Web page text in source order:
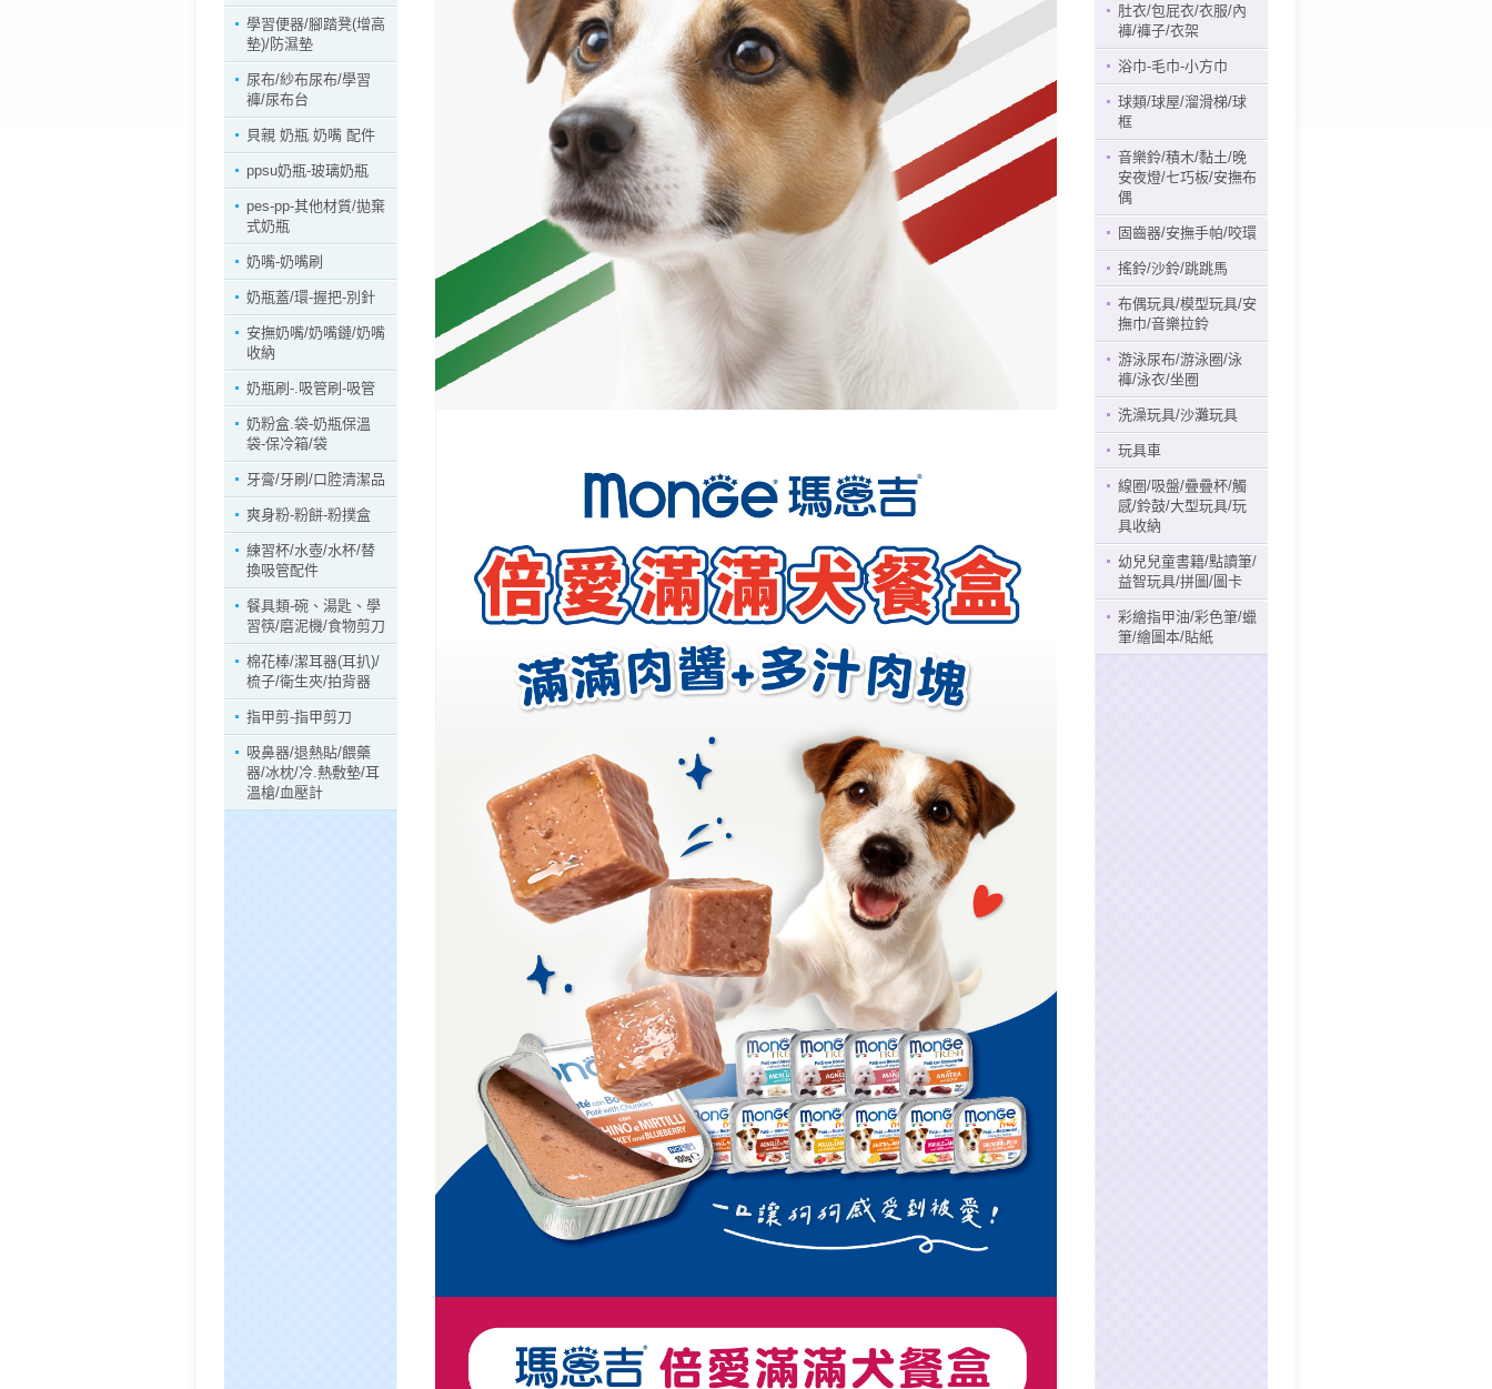
學習便器/腳踏凳(增高
墊)/防濕墊
尿布/紗布尿布/學習
褲/尿布台
貝親 奶瓶 奶嘴 配件
ppsu奶瓶-玻璃奶瓶
pes-pp-其他材質/拋棄
式奶瓶
奶嘴-奶嘴刷
奶瓶蓋/環-握把-別針
安撫奶嘴/奶嘴鏈/奶嘴
收納
奶瓶刷-.吸管刷-吸管
奶粉盒.袋-奶瓶保溫
袋-保冷箱/袋
牙膏/牙刷/口腔清潔品
爽身粉-粉餅-粉撲盒
練習杯/水壺/水杯/替
換吸管配件
餐具類-碗、湯匙、學
習筷/磨泥機/食物剪刀
棉花棒/潔耳器(耳扒)/
梳子/衛生夾/拍背器
指甲剪-指甲剪刀
吸鼻器/退熱貼/餵藥
器/冰枕/冷.熱敷墊/耳
溫槍/血壓計
肚衣/包屁衣/衣服/內
褲/褲子/衣架
浴巾-毛巾-小方巾
球類/球屋/溜滑梯/球
框
音樂鈴/積木/黏土/晚
安夜燈/七巧板/安撫布
偶
固齒器/安撫手帕/咬環
搖鈴/沙鈴/跳跳馬
布偶玩具/模型玩具/安
撫巾/音樂拉鈴
游泳尿布/游泳圈/泳
褲/泳衣/坐圈
洗澡玩具/沙灘玩具
玩具車
線圈/吸盤/疊疊杯/觸
感/鈴鼓/大型玩具/玩
具收納
幼兒兒童書籍/點讀筆/
益智玩具/拼圖/圖卡
彩繪指甲油/彩色筆/蠟
筆/繪圖本/貼紙